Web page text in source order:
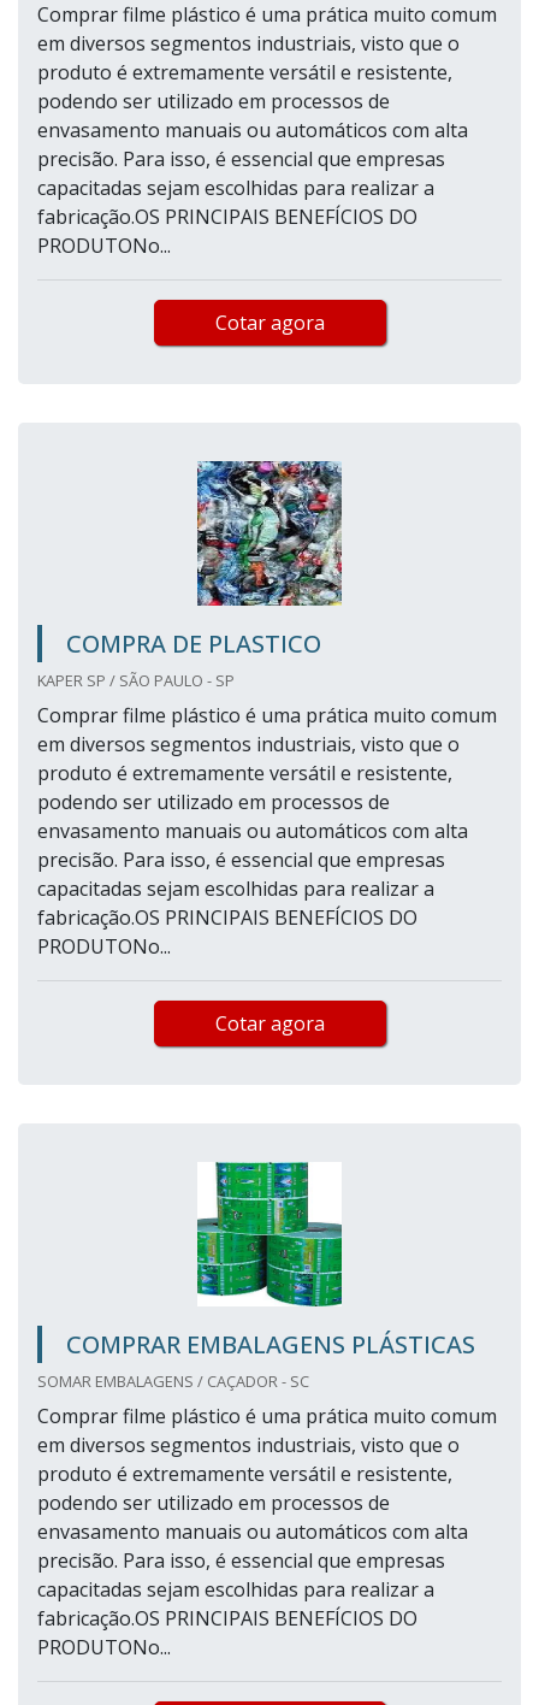
Comprar filme plástico é uma prática muito comum
em diversos segmentos industriais, visto que o
produto é extremamente versátil e resistente,
podendo ser utilizado em processos de
envasamento manuais ou automáticos com alta
precisão. Para isso, é essencial que empresas
capacitadas sejam escolhidas para realizar a
fabricação.OS PRINCIPAIS BENEFÍCIOS DO
PRODUTONo...
Cotar agora
COMPRA DE PLASTICO
KAPER SP / SÃO PAULO - SP
Comprar filme plástico é uma prática muito comum
em diversos segmentos industriais, visto que o
produto é extremamente versátil e resistente,
podendo ser utilizado em processos de
envasamento manuais ou automáticos com alta
precisão. Para isso, é essencial que empresas
capacitadas sejam escolhidas para realizar a
fabricação.OS PRINCIPAIS BENEFÍCIOS DO
PRODUTONo...
Cotar agora
COMPRAR EMBALAGENS PLÁSTICAS
SOMAR EMBALAGENS / CAÇADOR - SC
Comprar filme plástico é uma prática muito comum
em diversos segmentos industriais, visto que o
produto é extremamente versátil e resistente,
podendo ser utilizado em processos de
envasamento manuais ou automáticos com alta
precisão. Para isso, é essencial que empresas
capacitadas sejam escolhidas para realizar a
fabricação.OS PRINCIPAIS BENEFÍCIOS DO
PRODUTONo...